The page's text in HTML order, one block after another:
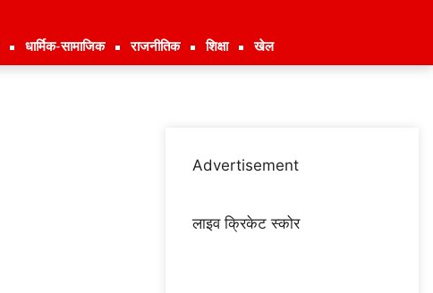
धार्मिक-सामाजिक राजनीतिक शिक्षा खेल
Advertisement
लाइव क्रिकेट स्कोर